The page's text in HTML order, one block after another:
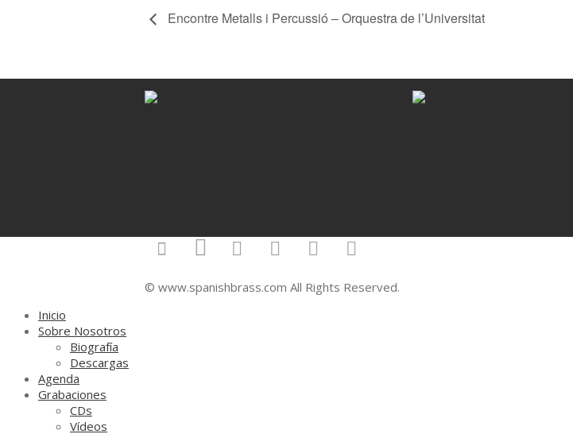
Encontre Metalls i Percussió – Orquestra de l’Universitat
© www.spanishbrass.com All Rights Reserved.
Inicio
Sobre Nosotros
Biografía
Descargas
Agenda
Grabaciones
CDs
Vídeos